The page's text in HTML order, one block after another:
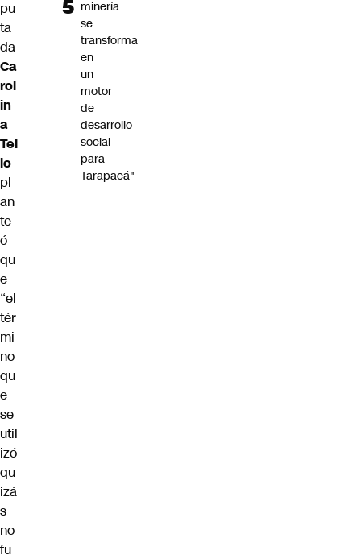
pu
ta
da
Ca
rol
in
a
Tel
lo
pl
an
te
ó
qu
e
“el
tér
mi
no
qu
e
se
util
izó
qu
izá
s
no
fu
minería
se
transforma
en
un
motor
de
desarrollo
social
para
Tarapacá"